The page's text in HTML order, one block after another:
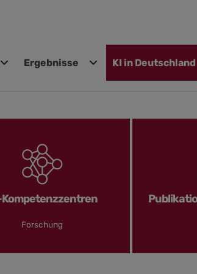
Ergebnisse KI in Deutschland
Forschung